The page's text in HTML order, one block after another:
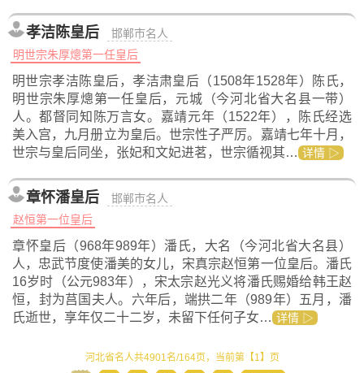
孝洁陈皇后
邯郸市名人
明世宗朱厚熜第一任皇后
明世宗孝洁陈皇后，孝洁肃皇后（1508年1528年）陈氏，
明世宗朱厚熜第一任皇后，元城（今河北省大名县一带）
人。都督同知陈万言女。嘉靖元年（1522年），陈氏经选
美入宫，九月册立为皇后。世宗性子严厉。嘉靖七年十月，
世宗与皇后同坐，张妃和文妃进茗，世宗循视其… 详情 ▷
章怀潘皇后
邯郸市名人
赵恒第一位皇后
章怀皇后（968年989年）潘氏，大名（今河北省大名县）
人，忠武节度使潘美的女儿，宋真宗赵恒第一位皇后。潘氏
16岁时（公元983年），宋太宗赵光义将潘氏赐婚给韩王赵
恒，封为莒国夫人。六年后，端拱二年（989年）五月，潘
氏逝世，享年仅二十二岁，未留下任何子女… 详情 ▷
河北省名人共4901名/164页，当前第【1】页